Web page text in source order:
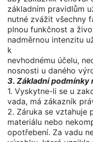
základním pravidlům
nutné zvážit všechny
plnou funkčnost a
nadměrnou intenzitu
k
nevhodnému účelu,
nosnosti u daného
3. Základní podmínky
1. Vyskytne-li se u
vada, má zákazník
2. Záruka se vztahuje
materiálu nebo
opotřebení. Za vadu